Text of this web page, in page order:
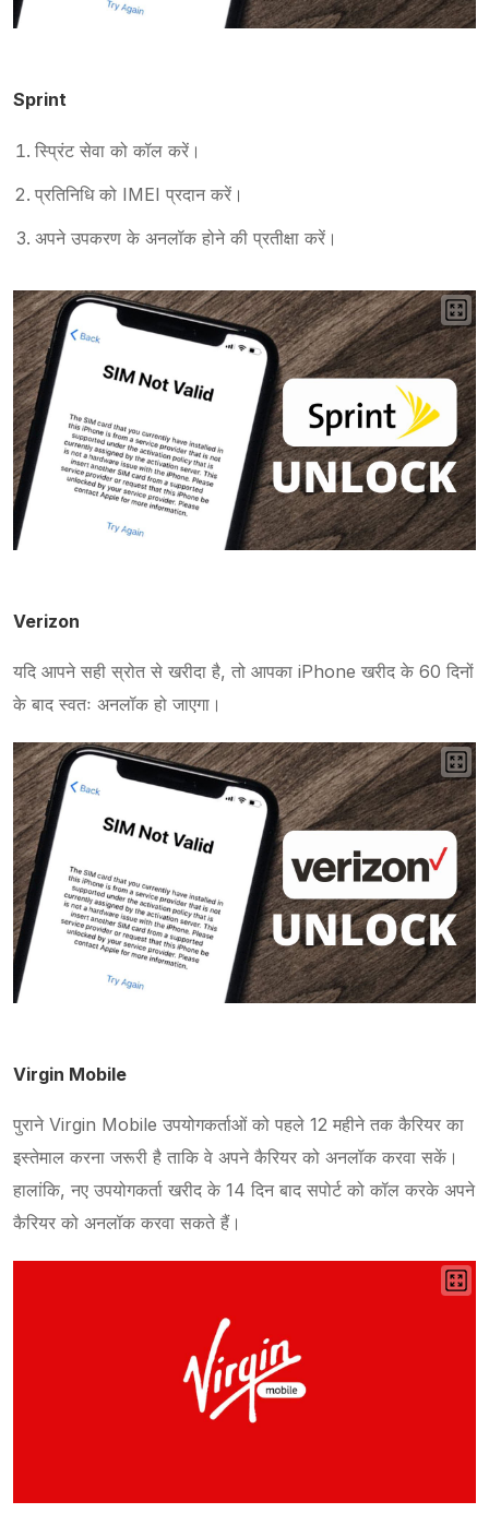
Sprint
स्प्रिंट सेवा को कॉल करें।
प्रतिनिधि को IMEI प्रदान करें।
अपने उपकरण के अनलॉक होने की प्रतीक्षा करें।
Verizon
यदि आपने सही स्रोत से खरीदा है, तो आपका iPhone खरीद के 60 दिनों
के बाद स्वतः अनलॉक हो जाएगा।
Virgin Mobile
पुराने Virgin Mobile उपयोगकर्ताओं को पहले 12 महीने तक कैरियर का
इस्तेमाल करना जरूरी है ताकि वे अपने कैरियर को अनलॉक करवा सकें।
हालांकि, नए उपयोगकर्ता खरीद के 14 दिन बाद सपोर्ट को कॉल करके अपने
कैरियर को अनलॉक करवा सकते हैं।